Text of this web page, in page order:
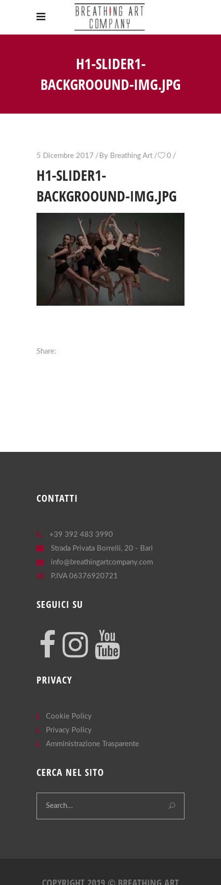
H1-SLIDER1-
BACKGROOUND-IMG.JPG
5 Dicembre 2017 By Breathing Art 0
H1-SLIDER1-
BACKGROOUND-IMG.JPG
Share:
CONTATTI
+39 392 483 3990
Strada Privata Borrelli, 20 - Bari
info@breathingartcompany.com
P.IVA 06376920721
SEGUICI SU
PRIVACY
Cookie Policy
Privacy Policy
Amministrazione Trasparente
CERCA NEL SITO